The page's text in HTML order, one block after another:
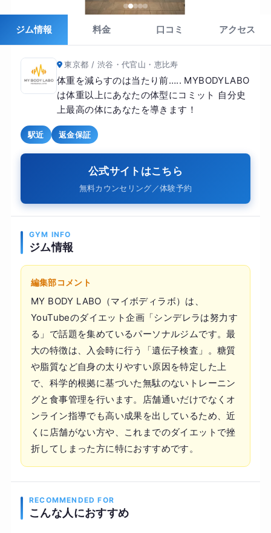
ジム情報 料金 口コミ アクセス
東京都 / 渋谷・代官山・恵比寿
体重を減らすのは当たり前….. MYBODYLABO
は体重以上にあなたの体型にコミット 自分史
上最高の体にあなたを導きます！
駅近 返金保証
公式サイトはこちら
無料カウンセリング／体験予約
GYM INFO
ジム情報
編集部コメント
MY BODY LABO（マイボディラボ）は、
YouTubeのダイエット企画「シンデレラは努力す
る」で話題を集めているパーソナルジムです。最
大の特徴は、入会時に行う「遺伝子検査」。糖質
や脂質など自身の太りやすい原因を特定した上
で、科学的根拠に基づいた無駄のないトレーニン
グと食事管理を行います。店舗通いだけでなくオ
ンライン指導でも高い成果を出しているため、近
くに店舗がない方や、これまでのダイエットで挫
折してしまった方に特におすすめです。
RECOMMENDED FOR
こんな人におすすめ